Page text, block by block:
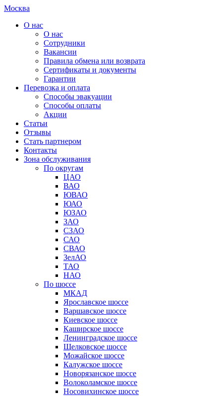
Москва
О нас
О нас
Сотрудники
Вакансии
Правила обмена или возврата
Сертификаты и документы
Гарантии
Перевозка и оплата
Способы эвакуации
Способы оплаты
Акции
Статьи
Отзывы
Стать партнером
Контакты
Зона обслуживания
По округам
ЦАО
ВАО
ЮВАО
ЮАО
ЮЗАО
ЗАО
СЗАО
САО
СВАО
ЗелАО
ТАО
НАО
По шоссе
МКАД
Ярославское шоссе
Варшавское шоссе
Киевское шоссе
Каширское шоссе
Ленинградское шоссе
Щелковское шоссе
Можайское шоссе
Калужское шоссе
Новорязанское шоссе
Волоколамское шоссе
Носовихинское шоссе